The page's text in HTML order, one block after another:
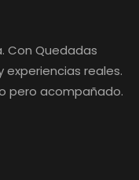
Con Quedadas
reales.
pero acompañado.